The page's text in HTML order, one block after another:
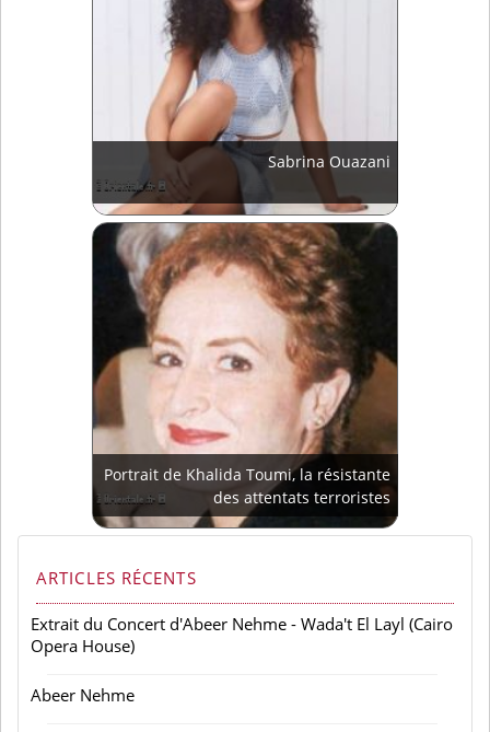
Sabrina Ouazani
Portrait de Khalida Toumi, la résistante
des attentats terroristes
ARTICLES RÉCENTS
Extrait du Concert d'Abeer Nehme - Wada't El Layl (Cairo
Opera House)
Abeer Nehme